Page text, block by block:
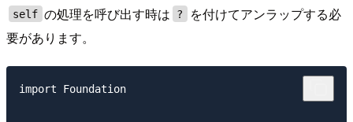
self の処理を呼び出す時は ?
を付けてアンラップする必
要があります。
import Foundation